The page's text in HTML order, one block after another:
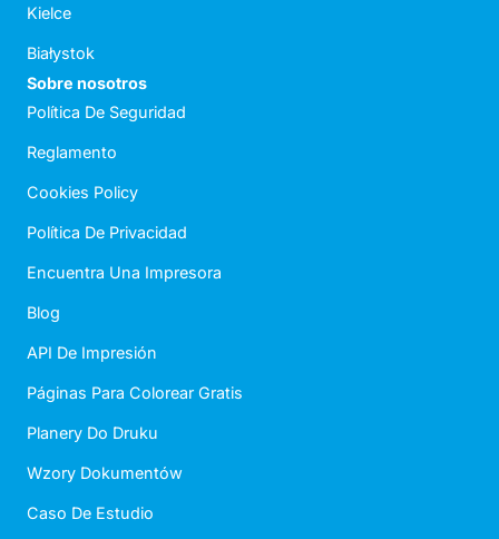
Kielce
Białystok
Sobre nosotros
Política De Seguridad
Reglamento
Cookies Policy
Política De Privacidad
Encuentra Una Impresora
Blog
API De Impresión
Páginas Para Colorear Gratis
Planery Do Druku
Wzory Dokumentów
Caso De Estudio